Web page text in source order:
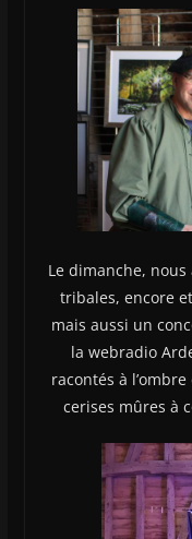
Le dimanche,
tribales, encore
mais aussi un
la webradio
racontés à
cerises mûres à